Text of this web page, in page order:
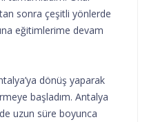
sonra çeşitli yönlerde
eğitimlerime devam
dönüş yaparak
başladım. Antalya
uzun süre boyunca